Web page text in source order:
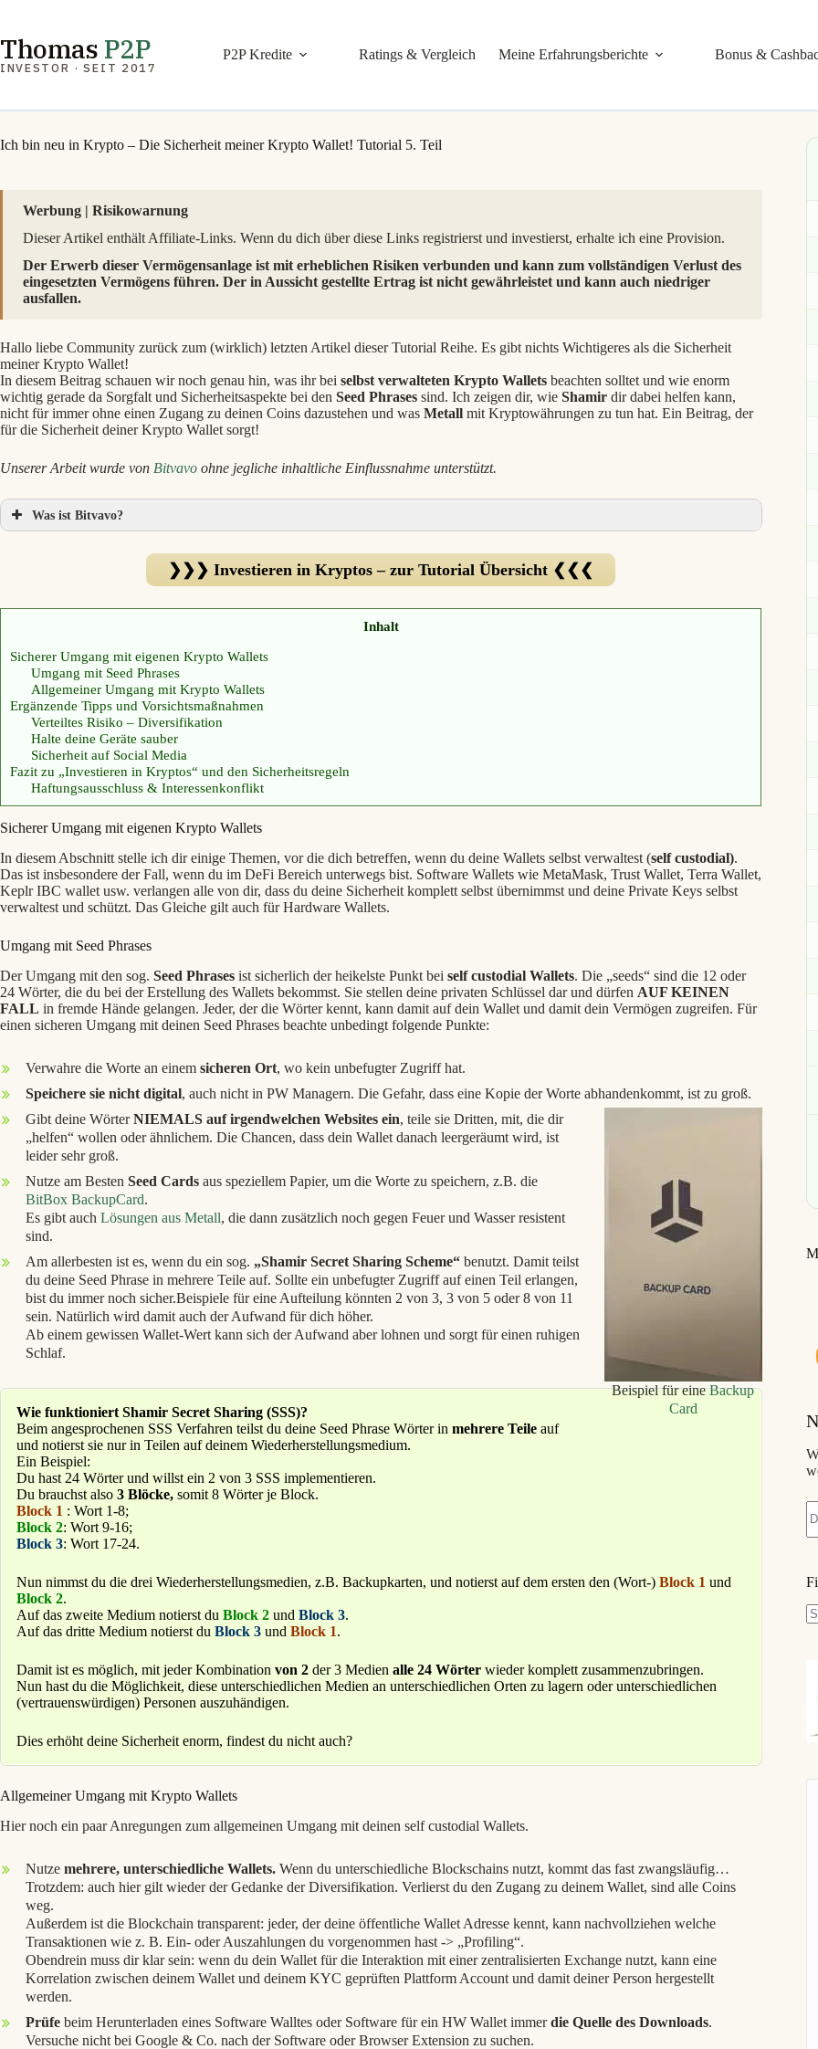
springen
Thomas P2P
INVESTOR · SEIT 2017
P2P Kredite Ratings & Vergleich Meine Erfahrungsberichte Bonus &
Ich bin neu in Krypto – Die Sicherheit meiner Krypto Wallet! Tutorial 5. Teil
Werbung | Risikowarnung
Dieser Artikel enthält Affiliate-Links. Wenn du dich über diese Links registrierst und investierst, erhalte ich eine Provision.
Der Erwerb dieser Vermögensanlage ist mit erheblichen Risiken verbunden und kann zum vollständigen Verlust des
eingesetzten Vermögens führen. Der in Aussicht gestellte Ertrag ist nicht gewährleistet und kann auch niedriger
ausfallen.
Hallo liebe Community zurück zum (wirklich) letzten Artikel dieser Tutorial Reihe. Es gibt nichts Wichtigeres als die Sicherheit
meiner Krypto Wallet!
In diesem Beitrag schauen wir noch genau hin, was ihr bei selbst verwalteten Krypto Wallets beachten solltet und wie enorm
wichtig gerade da Sorgfalt und Sicherheitsaspekte bei den Seed Phrases sind. Ich zeigen dir, wie Shamir dir dabei helfen kann,
nicht für immer ohne einen Zugang zu deinen Coins dazustehen und was Metall mit Kryptowährungen zu tun hat. Ein Beitrag, der
für die Sicherheit deiner Krypto Wallet sorgt!
Unserer Arbeit wurde von Bitvavo ohne jegliche inhaltliche Einflussnahme unterstützt.
Was ist Bitvavo?
❯❯❯ Investieren in Kryptos – zur Tutorial Übersicht ❮❮❮
Inhalt
Sicherer Umgang mit eigenen Krypto Wallets
Umgang mit Seed Phrases
Allgemeiner Umgang mit Krypto Wallets
Ergänzende Tipps und Vorsichtsmaßnahmen
Verteiltes Risiko – Diversifikation
Halte deine Geräte sauber
Sicherheit auf Social Media
Fazit zu „Investieren in Kryptos“ und den Sicherheitsregeln
Haftungsausschluss & Interessenkonflikt
Sicherer Umgang mit eigenen Krypto Wallets
In diesem Abschnitt stelle ich dir einige Themen, vor die dich betreffen, wenn du deine Wallets selbst verwaltest (self custodial).
Das ist insbesondere der Fall, wenn du im DeFi Bereich unterwegs bist. Software Wallets wie MetaMask, Trust Wallet, Terra Wallet,
Keplr IBC wallet usw. verlangen alle von dir, dass du deine Sicherheit komplett selbst übernimmst und deine Private Keys selbst
verwaltest und schützt. Das Gleiche gilt auch für Hardware Wallets.
Umgang mit Seed Phrases
Der Umgang mit den sog. Seed Phrases ist sicherlich der heikelste Punkt bei self custodial Wallets. Die „seeds“ sind die 12 oder
24 Wörter, die du bei der Erstellung des Wallets bekommst. Sie stellen deine privaten Schlüssel dar und dürfen AUF KEINEN
FALL in fremde Hände gelangen. Jeder, der die Wörter kennt, kann damit auf dein Wallet und damit dein Vermögen zugreifen. Für
einen sicheren Umgang mit deinen Seed Phrases beachte unbedingt folgende Punkte:
Verwahre die Worte an einem sicheren Ort, wo kein unbefugter Zugriff hat.
Speichere sie nicht digital, auch nicht in PW Managern. Die Gefahr, dass eine Kopie der Worte abhandenkommt, ist zu groß.
Beispiel für eineBackup
Card
Gibt deine WörterNIEMALS auf irgendwelchen Websites ein, teile sie Dritten, mit, die dir
„helfen“ wollen oder ähnlichem. Die Chancen, dass dein Wallet danach leergeräumt wird, ist
leider sehr groß.
Nutze am Besten Seed Cards aus speziellem Papier, um die Worte zu speichern, z.B. die
BitBox BackupCard.
Es gibt auch Lösungen aus Metall, die dann zusätzlich noch gegen Feuer und Wasser resistent
sind.
Am allerbesten ist es, wenn du ein sog. „Shamir Secret Sharing Scheme“ benutzt. Damit teilst
du deine Seed Phrase in mehrere Teile auf. Sollte ein unbefugter Zugriff auf einen Teil erlangen,
bist du immer noch sicher.Beispiele für eine Aufteilung könnten 2 von 3, 3 von 5 oder 8 von 11
sein. Natürlich wird damit auch der Aufwand für dich höher.
Ab einem gewissen Wallet-Wert kann sich der Aufwand aber lohnen und sorgt für einen ruhigen
Schlaf.
Wie funktioniert Shamir Secret Sharing (SSS)?
Beim angesprochenen SSS Verfahren teilst du deine Seed Phrase Wörter in mehrere Teile auf
und notierst sie nur in Teilen auf deinem Wiederherstellungsmedium.
Ein Beispiel:
Du hast 24 Wörter und willst ein 2 von 3 SSS implementieren.
Du brauchst also 3 Blöcke, somit 8 Wörter je Block.
Block 1 : Wort 1-8;
Block 2: Wort 9-16;
Block 3: Wort 17-24.
Nun nimmst du die drei Wiederherstellungsmedien, z.B. Backupkarten, und notierst auf dem ersten den (Wort-) Block 1 und
Block 2.
Auf das zweite Medium notierst du Block 2 und Block 3.
Auf das dritte Medium notierst du Block 3 und Block 1.
Damit ist es möglich, mit jeder Kombination von 2 der 3 Medien alle 24 Wörter wieder komplett zusammenzubringen.
Nun hast du die Möglichkeit, diese unterschiedlichen Medien an unterschiedlichen Orten zu lagern oder unterschiedlichen
(vertrauenswürdigen) Personen auszuhändigen.
Dies erhöht deine Sicherheit enorm, findest du nicht auch?
Allgemeiner Umgang mit Krypto Wallets
Hier noch ein paar Anregungen zum allgemeinen Umgang mit deinen self custodial Wallets.
Nutze mehrere, unterschiedliche Wallets. Wenn du unterschiedliche Blockschains nutzt, kommt das fast zwangsläufig…
Trotzdem: auch hier gilt wieder der Gedanke der Diversifikation. Verlierst du den Zugang zu deinem Wallet, sind alle Coins
weg.
Außerdem ist die Blockchain transparent: jeder, der deine öffentliche Wallet Adresse kennt, kann nachvollziehen welche
Transaktionen wie z. B. Ein- oder Auszahlungen du vorgenommen hast -> „Profiling“.
Obendrein muss dir klar sein: wenn du dein Wallet für die Interaktion mit einer zentralisierten Exchange nutzt, kann eine
Korrelation zwischen deinem Wallet und deinem KYC geprüften Plattform Account und damit deiner Person hergestellt
werden.
Prüfe beim Herunterladen eines Software Walltes oder Software für ein HW Wallet immerdie Quelle des Downloads.
Versuche nicht bei Google & Co. nach der Software oder Browser Extension zu suchen.